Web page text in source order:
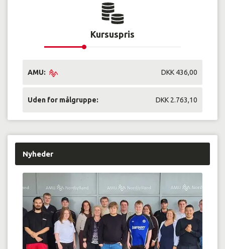
Kursuspris
AMU: DKK 436,00
Uden for målgruppe: DKK 2.763,10
Nyheder